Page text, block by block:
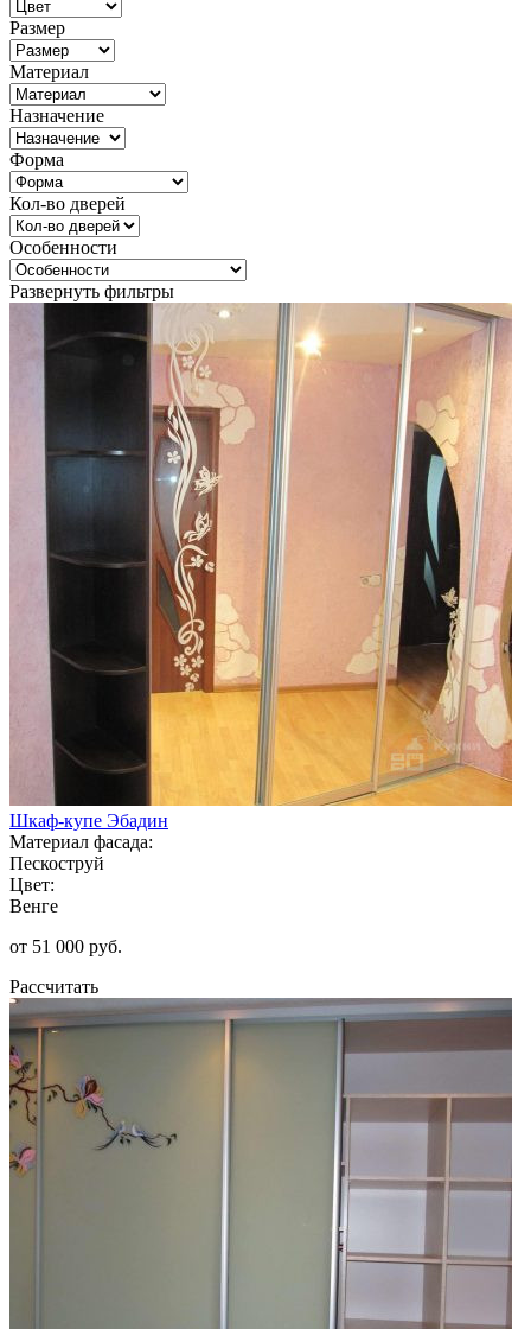
Размер
Материал
Назначение
Форма
Кол-во дверей
Особенности
Развернуть фильтры
Шкаф-купе Эбадин
Материал фасада:
Пескоструй
Цвет:
Венге
от 51 000 руб.
Рассчитать